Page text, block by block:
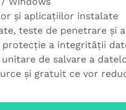
și aplicațiilor instalate
teste de penetrare și
protecție a integrității
de salvare a
și gratuit ce vor